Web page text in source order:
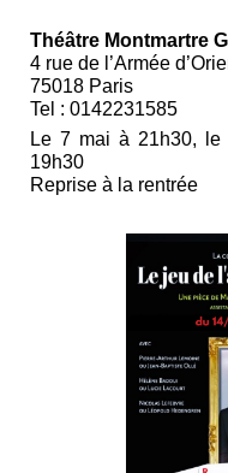
Théâtre Montmartre
4 rue de l’Armée
75018 Paris
Tel : 0142231585
Le 7 mai à 21h30,
19h30
Reprise à la rentrée